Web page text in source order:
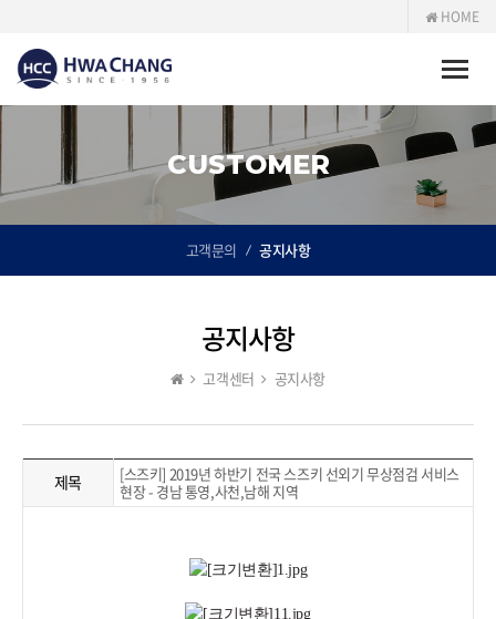
HOME
Toggle
CUSTOMER
고객문의 공지사항
공지사항
고객센터 공지사항
제목
[스즈키] 2019년 하반기 전국 스즈키 선외기 무상점검 서비스
현장 - 경남 통영,사천,남해 지역